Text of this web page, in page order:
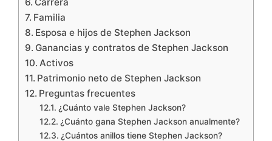
Familia
Esposa e hijos de Stephen Jackson
Ganancias y contratos de Stephen Jackson
Activos
Patrimonio neto de Stephen Jackson
Preguntas frecuentes
¿Cuánto vale Stephen Jackson?
¿Cuánto gana Stephen Jackson anualmente?
¿Cuántos anillos tiene Stephen Jackson?